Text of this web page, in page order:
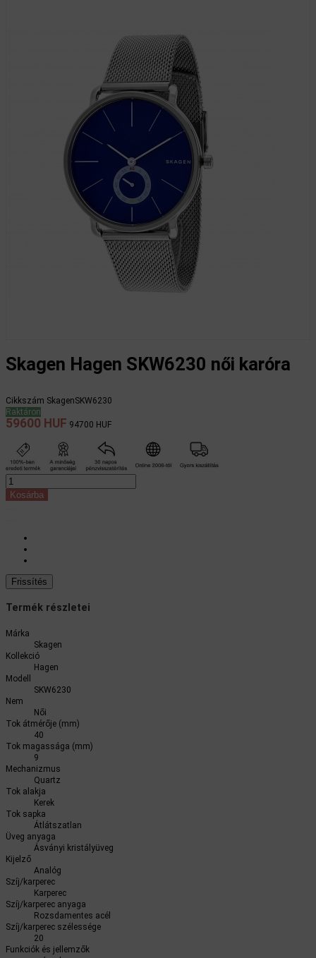
Skagen Hagen SKW6230 női karóra
Cikkszám SkagenSKW6230
Raktáron
59600 HUF 94700 HUF
Kosárba
Termék részletei
Márka
Skagen
Kollekció
Hagen
Modell
SKW6230
Nem
Női
Tok átmérője (mm)
40
Tok magassága (mm)
9
Mechanizmus
Quartz
Tok alakja
Kerek
Tok sapka
Átlátszatlan
Üveg anyaga
Ásványi kristályüveg
Kijelző
Analóg
Szíj/karperec
Karperec
Szíj/karperec anyaga
Rozsdamentes acél
Szíj/karperec szélessége
20
Funkciók és jellemzők